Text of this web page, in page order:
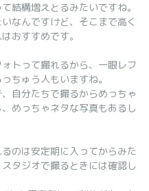
結構増えとるみたいですね。
なんですけど、そこまで高く
おすすめです。
トって撮れるから、一眼レフ
ちゅう人もいますね。
自分たちで撮るからめっちゃ
めっちゃネタな写真もあるし
のは安定期に入ってからみた
タジオで撮るときには確認し